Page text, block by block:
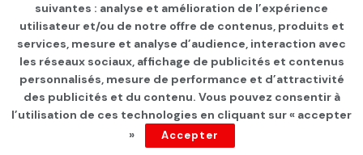
© 2021TUNISIE DIRECT.
suivantes : analyse et amélioration de l’expérience
utilisateur et/ou de notre offre de contenus, produits et
services, mesure et analyse d’audience, interaction avec
les réseaux sociaux, affichage de publicités et contenus
personnalisés, mesure de performance et d’attractivité
des publicités et du contenu. Vous pouvez consentir à
l’utilisation de ces technologies en cliquant sur « accepter
»
Accepter